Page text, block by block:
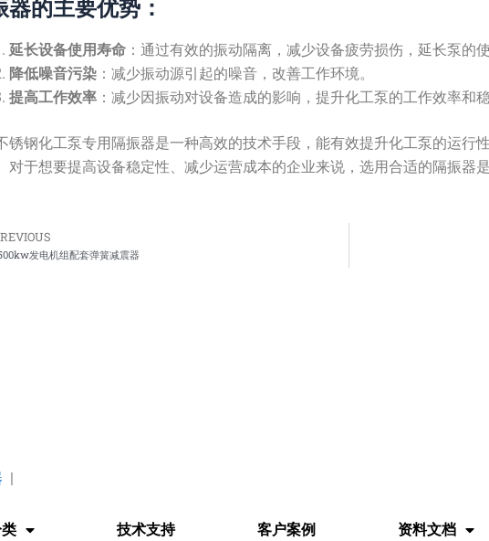
器的主要优势：
延长设备使用寿命：通过有效的振动隔离，减少设备疲劳损伤，延长泵的使
降低噪音污染：减少振动源引起的噪音，改善工作环境。
提高工作效率：减少因振动对设备造成的影响，提升化工泵的工作效率和稳
锈钢化工泵专用隔振器是一种高效的技术手段，能有效提升化工泵的运行
对于想要提高设备稳定性、减少运营成本的企业来说，选用合适的隔振器
发电机组配套弹簧减震器
|
技术支持 客户案例 资料文档